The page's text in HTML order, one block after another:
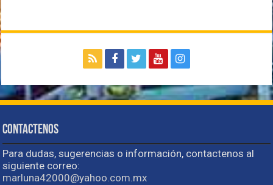
Contactenos
Para dudas, sugerencias o información, contactenos al
siguiente correo:
marluna42000@yahoo.com.mx